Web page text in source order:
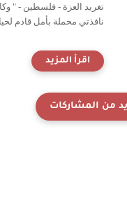
تغريد العزة - فلسطين - "
نافذتي محملة بأمل قادم